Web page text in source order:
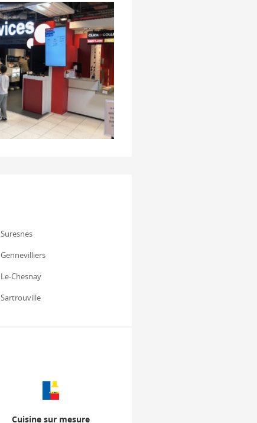
Suresnes
Gennevilliers
Le-Chesnay
Sartrouville
Cuisine sur mesure